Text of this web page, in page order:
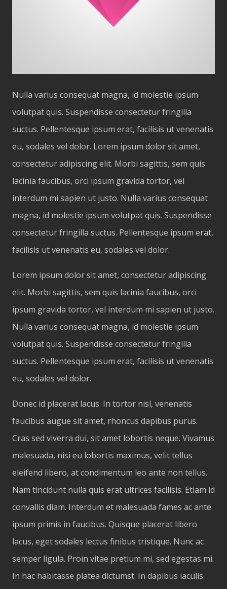
Nulla varius consequat magna, id molestie ipsum
volutpat quis. Suspendisse consectetur fringilla
suctus. Pellentesque ipsum erat, facilisis ut venenatis
eu, sodales vel dolor. Lorem ipsum dolor sit amet,
consectetur adipiscing elit. Morbi sagittis, sem quis
lacinia faucibus, orci ipsum gravida tortor, vel
interdum mi sapien ut justo. Nulla varius consequat
magna, id molestie ipsum volutpat quis. Suspendisse
consectetur fringilla suctus. Pellentesque ipsum erat,
facilisis ut venenatis eu, sodales vel dolor.
Lorem ipsum dolor sit amet, consectetur adipiscing
elit. Morbi sagittis, sem quis lacinia faucibus, orci
ipsum gravida tortor, vel interdum mi sapien ut justo.
Nulla varius consequat magna, id molestie ipsum
volutpat quis. Suspendisse consectetur fringilla
suctus. Pellentesque ipsum erat, facilisis ut venenatis
eu, sodales vel dolor.
Donec id placerat lacus. In tortor nisl, venenatis
faucibus augue sit amet, rhoncus dapibus purus.
Cras sed viverra dui, sit amet lobortis neque. Vivamus
malesuada, nisi eu lobortis maximus, velit tellus
eleifend libero, at condimentum leo ante non tellus.
Nam tincidunt nulla quis erat ultrices facilisis. Etiam id
convallis diam. Interdum et malesuada fames ac ante
ipsum primis in faucibus. Quisque placerat libero
lacus, eget sodales lectus finibus tristique. Nunc ac
semper ligula. Proin vitae pretium mi, sed egestas mi.
In hac habitasse platea dictumst. In dapibus iaculis